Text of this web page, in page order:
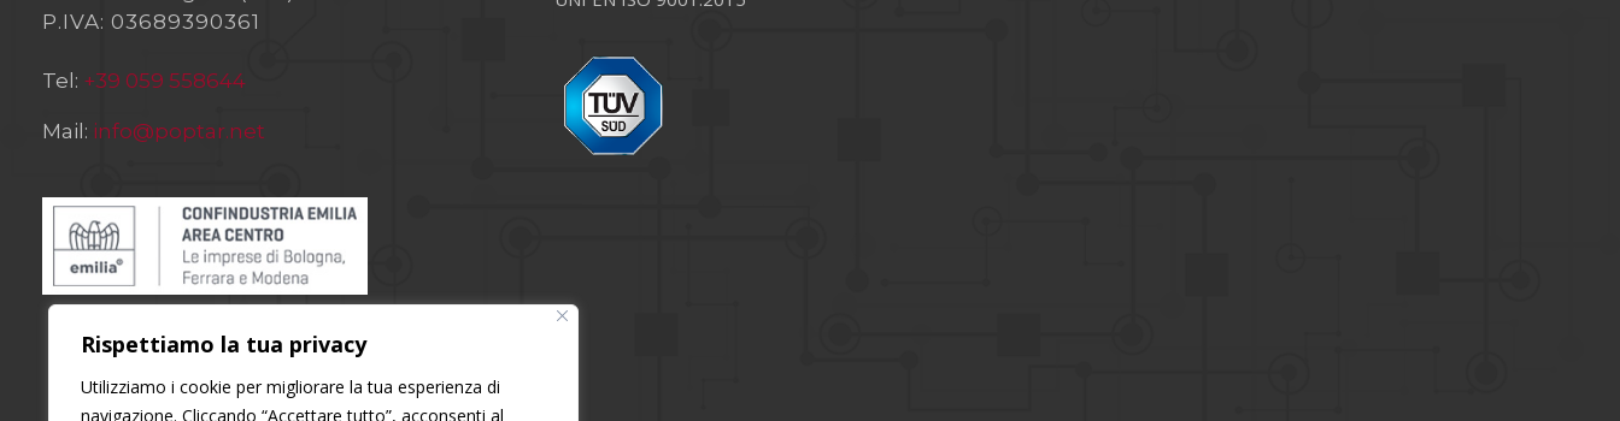
Rispettiamo la tua privacy
Utilizziamo i cookie per migliorare la tua esperienza di
navigazione. Cliccando “Accettare tutto”, acconsenti al
P.IVA: 03689390361
Tel: +39 059 558644
Mail: info@poptar.net